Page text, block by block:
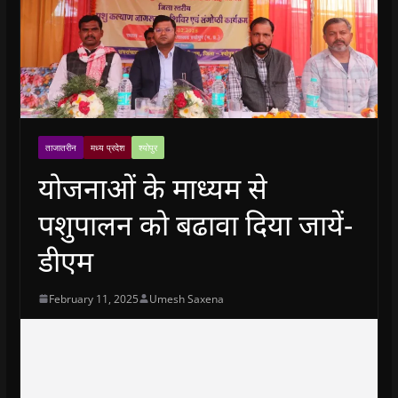
ताजातरीन मध्य प्रदेश श्योपुर
योजनाओं के माध्यम से
पशुपालन को बढावा दिया जायें-
डीएम
February 11, 2025 Umesh Saxena